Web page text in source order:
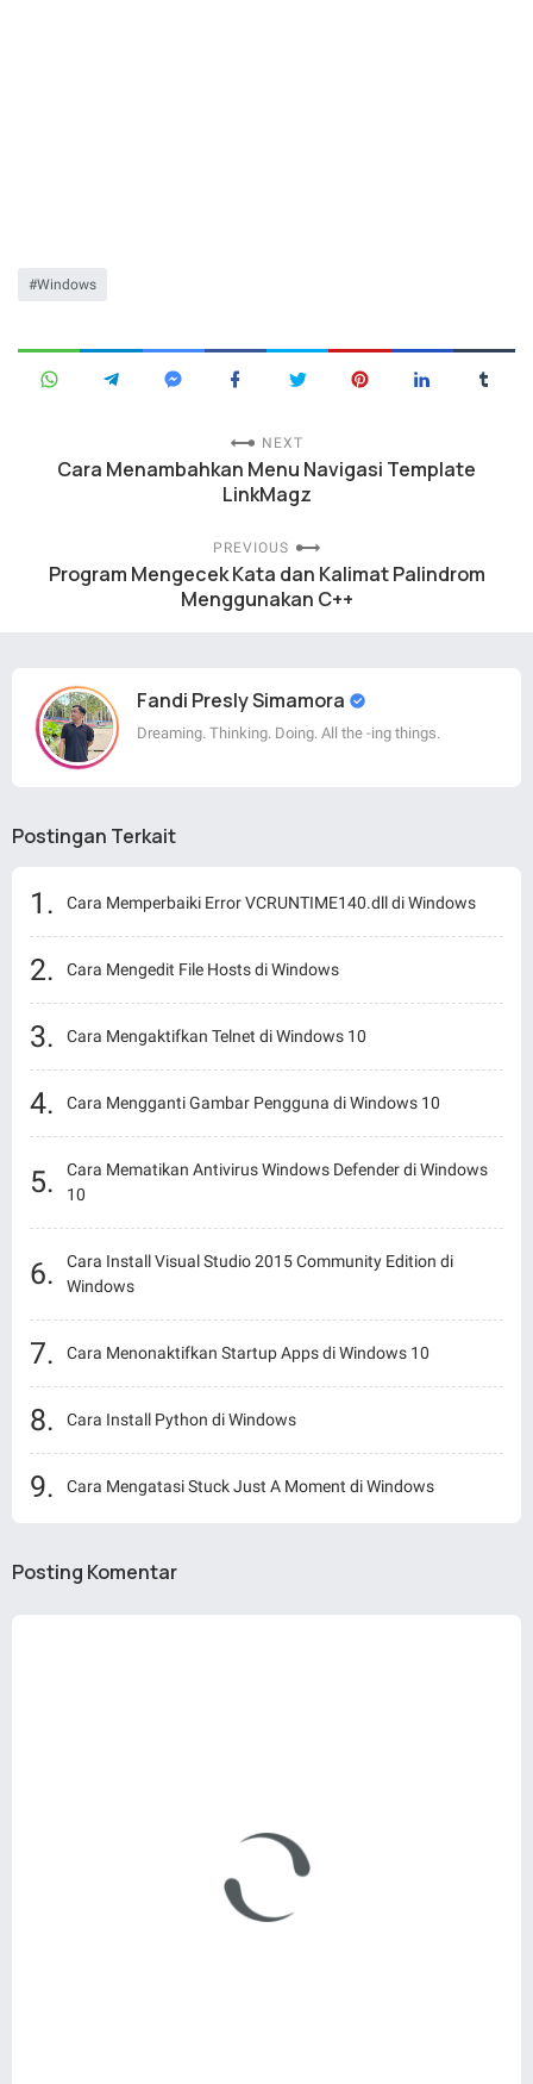
Windows
NEXT
Cara Menambahkan Menu Navigasi Template
LinkMagz
PREVIOUS
Program Mengecek Kata dan Kalimat Palindrom
Menggunakan C++
Fandi Presly Simamora
Dreaming. Thinking. Doing. All the -ing things.
Postingan Terkait
Cara Memperbaiki Error VCRUNTIME140.dll di Windows
Cara Mengedit File Hosts di Windows
Cara Mengaktifkan Telnet di Windows 10
Cara Mengganti Gambar Pengguna di Windows 10
Cara Mematikan Antivirus Windows Defender di Windows
10
Cara Install Visual Studio 2015 Community Edition di
Windows
Cara Menonaktifkan Startup Apps di Windows 10
Cara Install Python di Windows
Cara Mengatasi Stuck Just A Moment di Windows
Posting Komentar